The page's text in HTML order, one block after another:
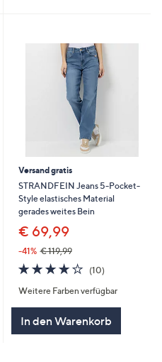
Versand gratis
STRANDFEIN Jeans 5-Pocket-
Style elastisches Material
gerades weites Bein
€ 69,99
-41% € 119,99
4.2
von
5
(10)10
Weitere Farben verfügbar
In den Warenkorb